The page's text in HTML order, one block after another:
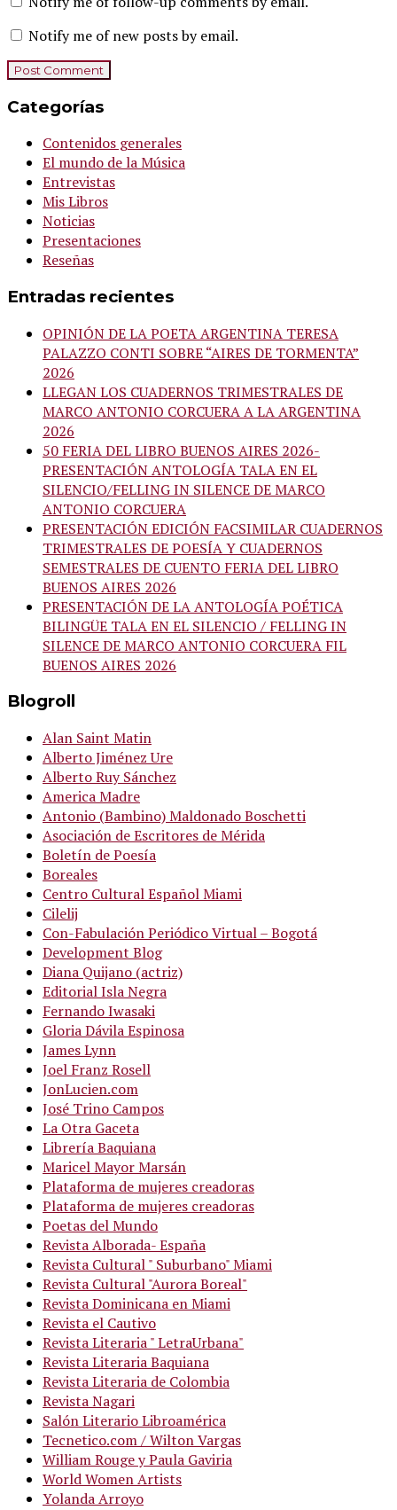
Notify me of new posts by email.
Categorías
Contenidos generales
El mundo de la Música
Entrevistas
Mis Libros
Noticias
Presentaciones
Reseñas
Entradas recientes
OPINIÓN DE LA POETA ARGENTINA TERESA
PALAZZO CONTI SOBRE “AIRES DE TORMENTA”
2026
LLEGAN LOS CUADERNOS TRIMESTRALES DE
MARCO ANTONIO CORCUERA A LA ARGENTINA
2026
50 FERIA DEL LIBRO BUENOS AIRES 2026-
PRESENTACIÓN ANTOLOGÍA TALA EN EL
SILENCIO/FELLING IN SILENCE DE MARCO
ANTONIO CORCUERA
PRESENTACIÓN EDICIÓN FACSIMILAR CUADERNOS
TRIMESTRALES DE POESÍA Y CUADERNOS
SEMESTRALES DE CUENTO FERIA DEL LIBRO
BUENOS AIRES 2026
PRESENTACIÓN DE LA ANTOLOGÍA POÉTICA
BILINGÜE TALA EN EL SILENCIO / FELLING IN
SILENCE DE MARCO ANTONIO CORCUERA FIL
BUENOS AIRES 2026
Blogroll
Alan Saint Matin
Alberto Jiménez Ure
Alberto Ruy Sánchez
America Madre
Antonio (Bambino) Maldonado Boschetti
Asociación de Escritores de Mérida
Boletín de Poesía
Boreales
Centro Cultural Español Miami
Cilelij
Con-Fabulación Periódico Virtual – Bogotá
Development Blog
Diana Quijano (actriz)
Editorial Isla Negra
Fernando Iwasaki
Gloria Dávila Espinosa
James Lynn
Joel Franz Rosell
JonLucien.com
José Trino Campos
La Otra Gaceta
Librería Baquiana
Maricel Mayor Marsán
Plataforma de mujeres creadoras
Plataforma de mujeres creadoras
Poetas del Mundo
Revista Alborada- España
Revista Cultural " Suburbano" Miami
Revista Cultural "Aurora Boreal"
Revista Dominicana en Miami
Revista el Cautivo
Revista Literaria " LetraUrbana"
Revista Literaria Baquiana
Revista Literaria de Colombia
Revista Nagari
Salón Literario Libroamérica
Tecnetico.com / Wilton Vargas
William Rouge y Paula Gaviria
World Women Artists
Yolanda Arroyo